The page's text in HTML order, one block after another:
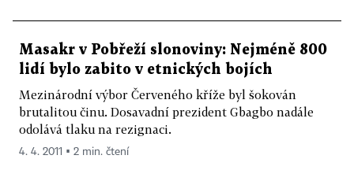
Masakr v Pobřeží slonoviny: Nejméně 800
lidí bylo zabito v etnických bojích
Mezinárodní výbor Červeného kříže byl šokován
brutalitou činu. Dosavadní prezident Gbagbo nadále
odolává tlaku na rezignaci.
4. 4. 2011 ▪ 2 min. čtení